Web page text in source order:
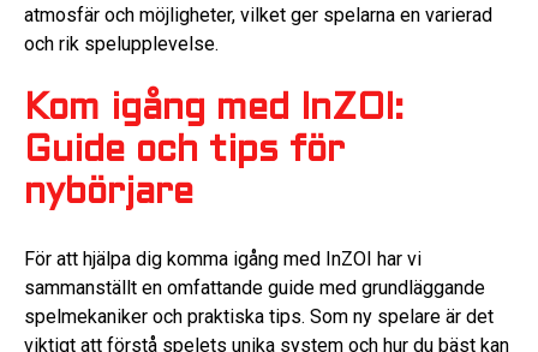
atmosfär och möjligheter, vilket ger spelarna en varierad
och rik spelupplevelse.
Kom igång med InZOI:
Guide och tips för
nybörjare
För att hjälpa dig komma igång med InZOI har vi
sammanställt en omfattande guide med grundläggande
spelmekaniker och praktiska tips. Som ny spelare är det
viktigt att förstå spelets unika system och hur du bäst kan